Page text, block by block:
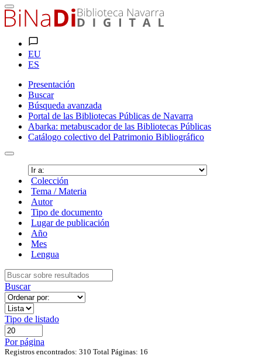
EU
ES
Presentación
Buscar
Búsqueda avanzada
Portal de las Bibliotecas Públicas de Navarra
Abarka: metabuscador de las Bibliotecas Públicas
Catálogo colectivo del Patrimonio Bibliográfico
Colección
Tema / Materia
Autor
Tipo de documento
Lugar de publicación
Año
Mes
Lengua
Buscar
Tipo de listado
Por página
Registros encontrados: 310 Total Páginas: 16